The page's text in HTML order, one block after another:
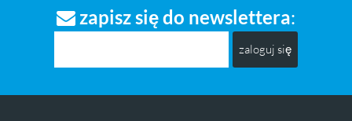
zapisz się do newslettera
zaloguj się